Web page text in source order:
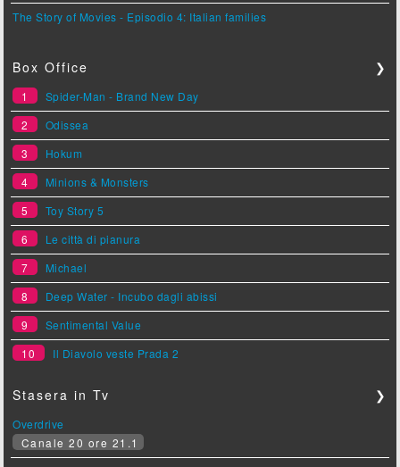
The Story of Movies - Episodio 4: Italian families
Box Office ❯
1
Spider-Man - Brand New Day
2
Odissea
3
Hokum
4
Minions & Monsters
5
Toy Story 5
6
Le città di pianura
7
Michael
8
Deep Water - Incubo dagli abissi
9
Sentimental Value
10
Il Diavolo veste Prada 2
Stasera in Tv ❯
Overdrive
Canale 20 ore 21.1